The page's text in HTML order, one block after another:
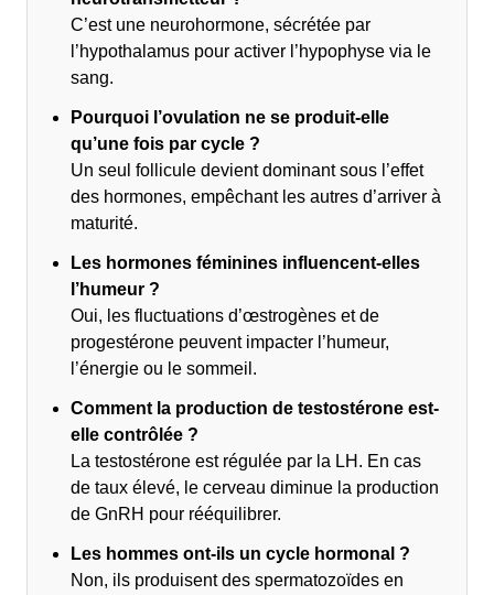
C’est une neurohormone, sécrétée par
l’hypothalamus pour activer l’hypophyse via le
sang.
Pourquoi l’ovulation ne se produit-elle
qu’une fois par cycle ?
Un seul follicule devient dominant sous l’effet
des hormones, empêchant les autres d’arriver à
maturité.
Les hormones féminines influencent-elles
l’humeur ?
Oui, les fluctuations d’œstrogènes et de
progestérone peuvent impacter l’humeur,
l’énergie ou le sommeil.
Comment la production de testostérone est-
elle contrôlée ?
La testostérone est régulée par la LH. En cas
de taux élevé, le cerveau diminue la production
de GnRH pour rééquilibrer.
Les hommes ont-ils un cycle hormonal ?
Non, ils produisent des spermatozoïdes en